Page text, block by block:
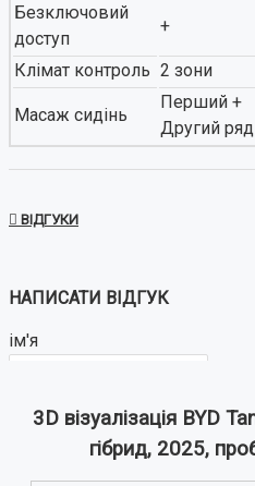
Безключовий
доступ
+
Клімат контроль 2 зони
Масаж сидінь
Перший +
Другий ряд
ВІДГУКИ
НАПИСАТИ ВІДГУК
ім'я
Ваш відгук:
3D візуалізація BYD
гібрид, 2025,